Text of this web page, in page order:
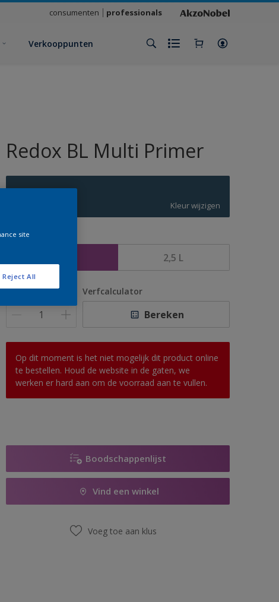
consumenten professionals
Verkooppunten
Redox BL Multi Primer
S7.27.25
Kleur wijzigen
Grootte
2,5 L
Aantal Verfcalculator
Bereken
Op dit moment is het niet mogelijk dit product online
te bestellen. Houd de website in de gaten, we
werken er hard aan om de voorraad aan te vullen.
Boodschappenlijst
Vind een winkel
Voeg toe aan klus
site
Reject All